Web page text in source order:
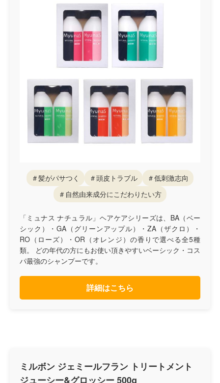
＃髪がパサつく ＃頭皮トラブル
＃低刺激志向
＃自然由来成分にこだわりたい方
「ミュナス ナチュラル」ヘアケアシリーズは、BA（ベー
シック）・GA（グリーンアップル）・ZA（ザクロ）・
RO（ローズ）・OR（オレンジ）の香りで選べる全5種
類。 どの年代の方にもお使い頂きやすいベーシック・コス
パ最強のシャンプーです。
詳細はこちら
ミルボン ジェミールフラン トリートメント
ジューシー&グロッシー 500g